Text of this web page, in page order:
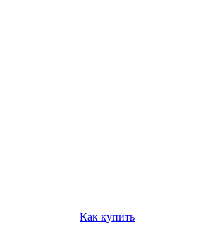
Как купить